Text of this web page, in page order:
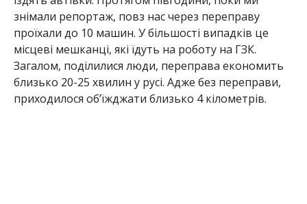
знімали репортаж, повз нас через переправу
проїхали до 10 машин. У більшості випадків це
місцеві мешканці, які їдуть на роботу на ГЗК.
Загалом, поділилися люди, переправа економить
близько 20-25 хвилин у русі. Адже без переправи,
приходилося об’їжджати близько 4 кілометрів.